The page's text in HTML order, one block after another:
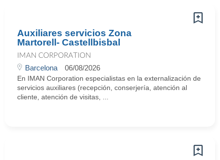
Auxiliares servicios Zona
Martorell- Castellbisbal
IMAN CORPORATION
Barcelona 06/08/2026
En IMAN Corporation especialistas en la externalización de
servicios auxiliares (recepción, conserjería, atención al
cliente, atención de visitas, ...